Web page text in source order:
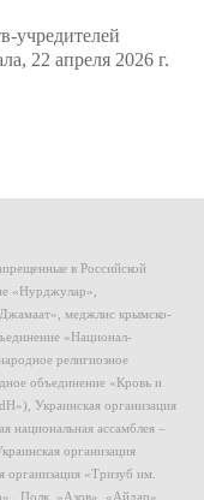
учредителей
22 апреля 2026 г.
в Российской
«Нурджулар»,
меджлис крымско-
«Национал-
религиозное
объединение «Кровь и
Украинская организация
национальная ассамблея –
организация
организация «Тризуб им.
Полк «Азов», «Айдар»,